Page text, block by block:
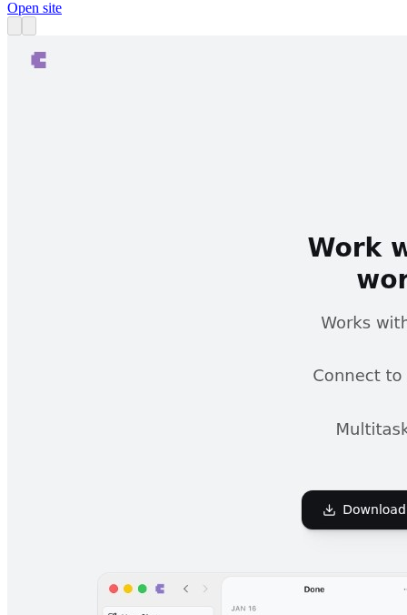
Open site